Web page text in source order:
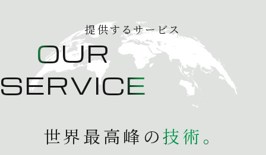
提供するサービス
OUR
SERVICE
世界最高峰の技術。